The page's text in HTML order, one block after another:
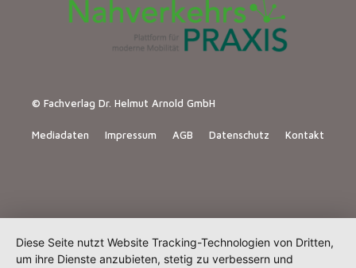
© Fachverlag Dr. Helmut Arnold GmbH
Mediadaten Impressum AGB Datenschutz Kontakt
Diese Seite nutzt Website Tracking-Technologien von Dritten,
um ihre Dienste anzubieten, stetig zu verbessern und